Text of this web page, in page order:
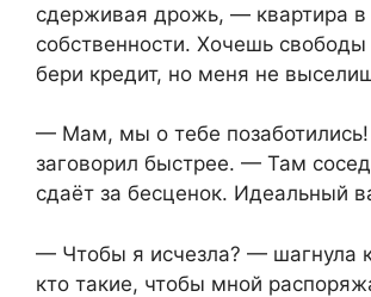
сдерживая дрожь, — квартира
собственности. Хочешь
бери кредит, но меня не
— Мам, мы о тебе
заговорил быстрее. — Там
сдаёт за бесценок. Идеальный
— Чтобы я исчезла? — шагнула
кто такие, чтобы мной